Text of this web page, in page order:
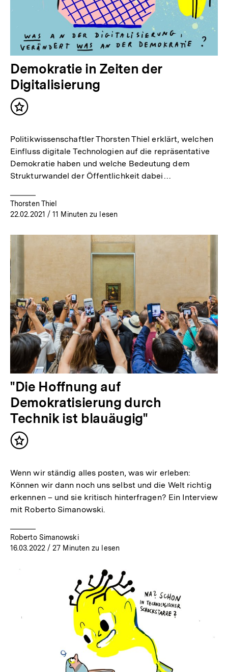
Demokratie in Zeiten der
Digitalisierung
Inhalt
Politikwissenschaftler Thorsten Thiel erklärt, welchen
Einfluss digitale Technologien auf die repräsentative
Demokratie haben und welche Bedeutung dem
Strukturwandel der Öffentlichkeit dabei…
Thorsten Thiel
22.02.2021 / 11 Minuten zu lesen
"Die Hoffnung auf
Demokratisierung durch
Technik ist blauäugig"
Inhalt
Wenn wir ständig alles posten, was wir erleben:
Können wir dann noch uns selbst und die Welt richtig
erkennen – und sie kritisch hinterfragen? Ein Interview
mit Roberto Simanowski.
Roberto Simanowski
16.03.2022/ 27 Minuten zu lesen